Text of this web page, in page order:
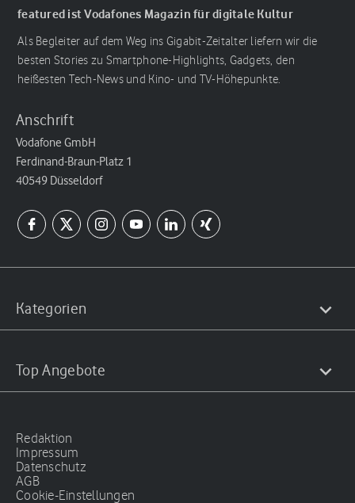
featured ist Vodafones Magazin für digitale Kultur
Als Begleiter auf dem Weg ins Gigabit-Zeitalter liefern wir die
besten Stories zu Smartphone-Highlights, Gadgets, den
heißesten Tech-News und Kino- und TV-Höhepunkte.
Anschrift
Vodafone GmbH
Ferdinand-Braun-Platz 1
40549 Düsseldorf
Kategorien
Top Angebote
Redaktion
Impressum
Datenschutz
AGB
Cookie-Einstellungen